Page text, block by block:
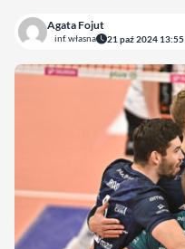
Agata Fojut
inf. własna 21 paź 2024 13:55